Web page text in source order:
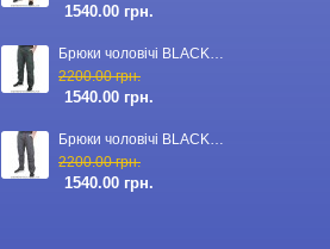
1540.00 грн.
2200.00 грн.
1540.00 грн.
2200.00 грн.
1540.00 грн.